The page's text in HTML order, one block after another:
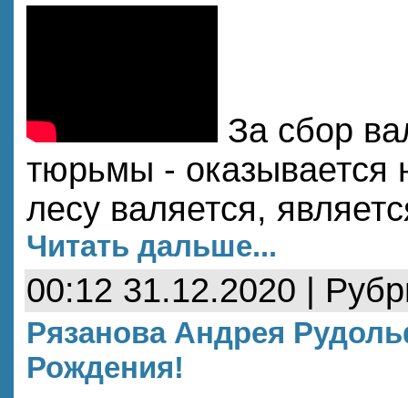
За сбор
тюрьмы - оказывается
лесу валяется,
Читать дальше...
00:12 31.12.2020 |
Рязанова Андрея
Рождения!